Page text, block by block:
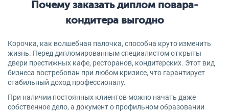
Почему заказать диплом повара-
кондитера выгодно
Корочка, как волшебная палочка, способна круто изменить
жизнь. Перед дипломированным специалистом открыты
двери престижных кафе, ресторанов, кондитерских. Этот вид
бизнеса востребован при любом кризисе, что гарантирует
стабильный доход профессионалу.
При наличии постоянных клиентов можно начать даже
собственное дело, а документ о профильном образовании